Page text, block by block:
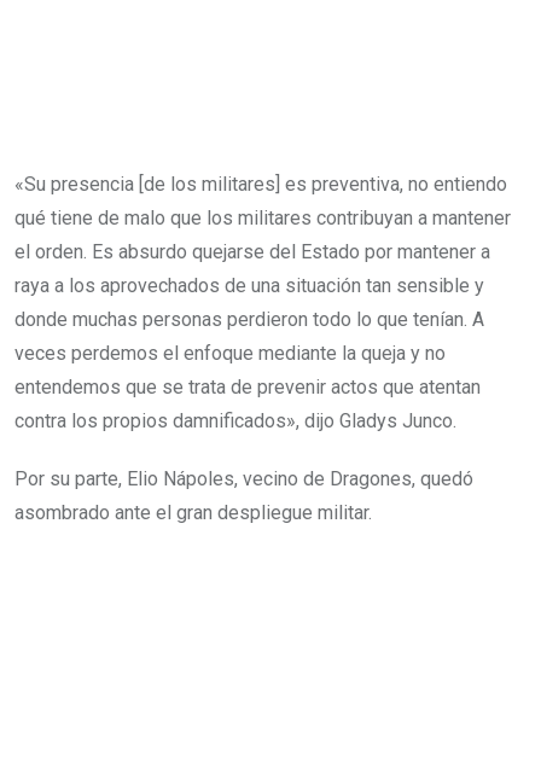
«Su presencia [de los militares] es preventiva, no entiendo
qué tiene de malo que los militares contribuyan a mantener
el orden. Es absurdo quejarse del Estado por mantener a
raya a los aprovechados de una situación tan sensible y
donde muchas personas perdieron todo lo que tenían. A
veces perdemos el enfoque mediante la queja y no
entendemos que se trata de prevenir actos que atentan
contra los propios damnificados», dijo Gladys Junco.
Por su parte, Elio Nápoles, vecino de Dragones, quedó
asombrado ante el gran despliegue militar.